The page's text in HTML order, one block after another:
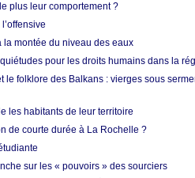
plus leur comportement ?
montée du niveau des eaux
pour les droits humains dans la
folklore des Balkans : vierges sous
les habitants de leur territoire
de courte durée à La Rochelle ?
sur les « pouvoirs » des sourciers